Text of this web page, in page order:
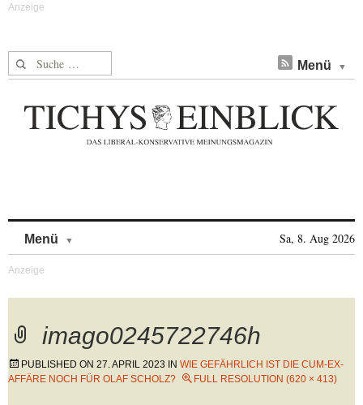
Suche nach: Menü
Menü Sa, 8. Aug 2026
imago0245722746h
PUBLISHED ON 27. APRIL 2023 IN WIE GEFÄHRLICH IST DIE CUM-EX-
AFFÄRE NOCH FÜR OLAF SCHOLZ?
FULL RESOLUTION (620 × 413)